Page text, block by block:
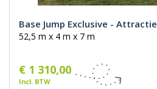
Base Jump Exclusive - Attractie
52,5 m x 4 m x 7 m
€ 1 310,00
Incl. BTW